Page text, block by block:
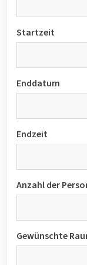
Startzeit
Enddatum
Endzeit
Anzahl der
Gewünschte